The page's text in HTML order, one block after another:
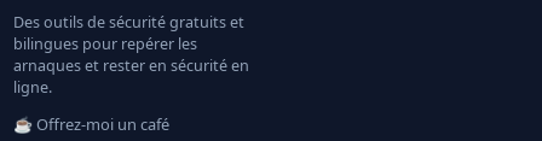
Des outils de sécurité gratuits et
bilingues pour repérer les
arnaques et rester en sécurité en
ligne.
☕ Offrez-moi un café